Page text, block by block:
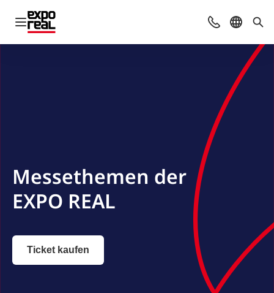
Navigation öffnen KontaktSprache
Messethemen der
EXPO REAL
Ticket kaufen